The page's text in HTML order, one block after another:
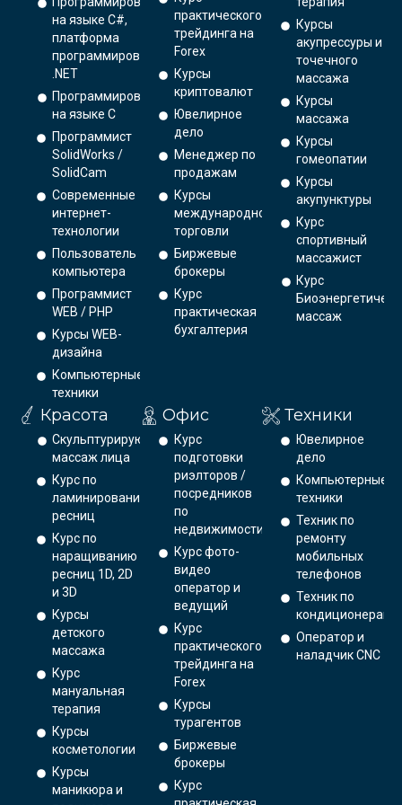
на языке C#,
платформа
программирования
.NET
Программирование
на языке С
Программист
SolidWorks /
SolidCam
Современные
интернет-
технологии
Пользователь
компьютера
Программист
WEB / PHP
Курсы WEB-
дизайна
Компьютерные
техники
практического
трейдинга на
Forex
Курсы
криптовалют
Ювелирное
дело
Менеджер по
продажам
Курсы
международной
торговли
Биржевые
брокеры
Курс
практическая
бухгалтерия
Курсы
акупрессуры и
точечного
массажа
Курсы
массажа
Курсы
гомеопатии
Курсы
акупунктуры
Курс
спортивный
массажист
Курс
массаж
Красота
Скульптурирующий
массаж лица
Курс по
ламинированию
ресниц
Курс по
наращиванию
ресниц 1D, 2D
и 3D
Курсы
детского
массажа
Курс
мануальная
терапия
Курсы
косметологии
Курсы
маникюра и
Офис
Курс
подготовки
риэлторов /
посредников
по
недвижимости
Курс фото-
видео
оператор и
ведущий
Курс
практического
трейдинга на
Forex
Курсы
турагентов
Биржевые
брокеры
Курс
Техники
Ювелирное
дело
Компьютерные
техники
Техник по
ремонту
мобильных
телефонов
Техник по
кондиционерам
Оператор и
наладчик CNC